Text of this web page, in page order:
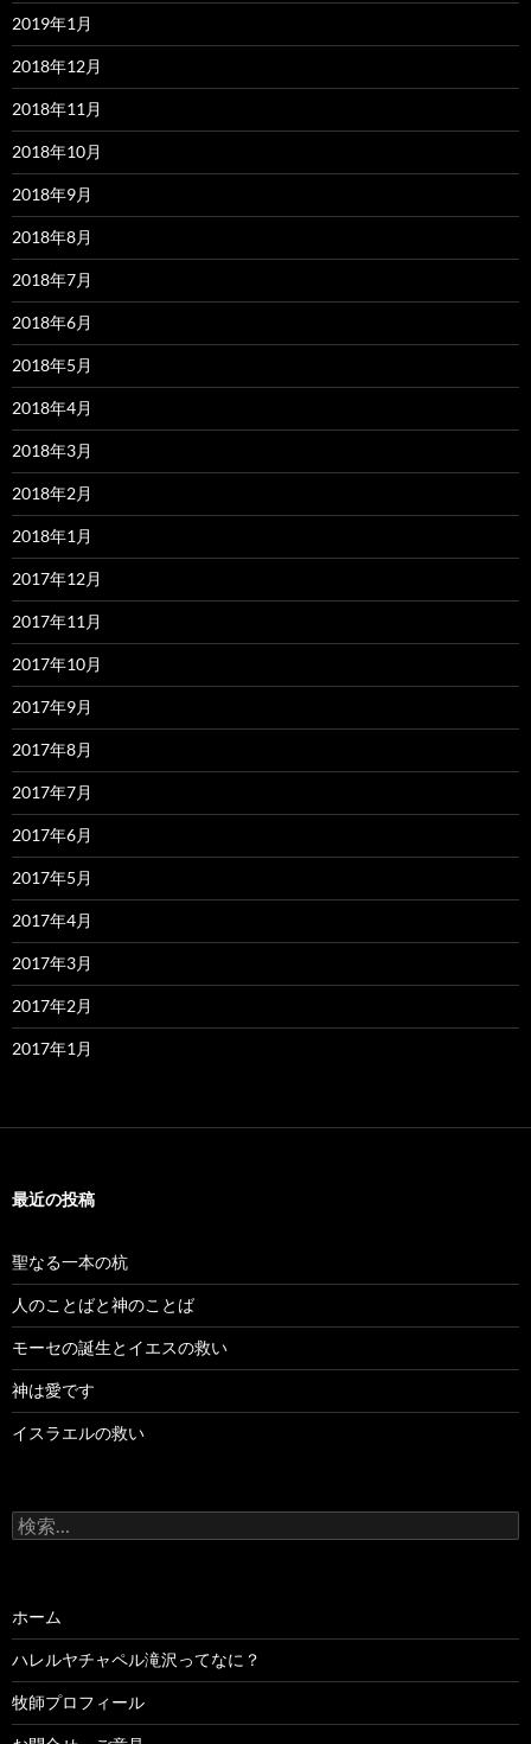
2019年1月
2018年12月
2018年11月
2018年10月
2018年9月
2018年8月
2018年7月
2018年6月
2018年5月
2018年4月
2018年3月
2018年2月
2018年1月
2017年12月
2017年11月
2017年10月
2017年9月
2017年8月
2017年7月
2017年6月
2017年5月
2017年4月
2017年3月
2017年2月
2017年1月
最近の投稿
聖なる一本の杭
人のことばと神のことば
モーセの誕生とイエスの救い
神は愛です
イスラエルの救い
検
索:
ホーム
ハレルヤチャペル滝沢ってなに？
牧師プロフィール